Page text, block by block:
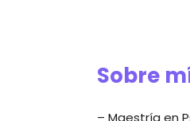
Sobre
– Maestría en